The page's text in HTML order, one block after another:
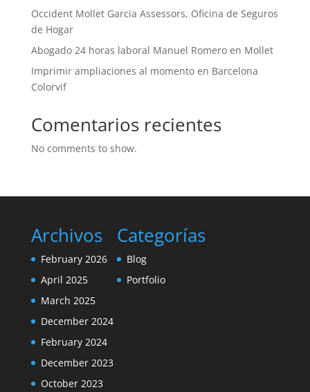
Occident Mollet Garcia Assessors, Oficina de Seguros
de Hogar
Abogado 24 horas laboral Manuel Romero en Mollet
Imprimir ampliaciones al momento en Barcelona
Colorvif
Comentarios recientes
No comments to show.
Archivos
February 2026
April 2025
March 2025
December 2024
February 2024
December 2023
October 2023
Categorías
Blog
Portfolio